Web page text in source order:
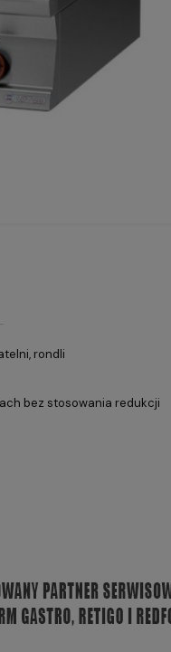
rondli
bez stosowania redukcji